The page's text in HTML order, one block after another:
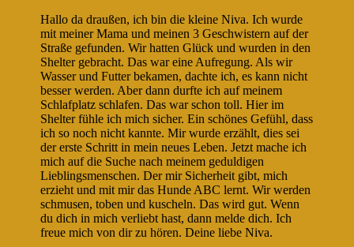
Hallo da draußen, ich bin die kleine Niva. Ich wurde
mit meiner Mama und meinen 3 Geschwistern auf der
Straße gefunden. Wir hatten Glück und wurden in den
Shelter gebracht. Das war eine Aufregung. Als wir
Wasser und Futter bekamen, dachte ich, es kann nicht
besser werden. Aber dann durfte ich auf meinem
Schlafplatz schlafen. Das war schon toll. Hier im
Shelter fühle ich mich sicher. Ein schönes Gefühl, dass
ich so noch nicht kannte. Mir wurde erzählt, dies sei
der erste Schritt in mein neues Leben. Jetzt mache ich
mich auf die Suche nach meinem geduldigen
Lieblingsmenschen. Der mir Sicherheit gibt, mich
erzieht und mit mir das Hunde ABC lernt. Wir werden
schmusen, toben und kuscheln. Das wird gut. Wenn
du dich in mich verliebt hast, dann melde dich. Ich
freue mich von dir zu hören. Deine liebe Niva.